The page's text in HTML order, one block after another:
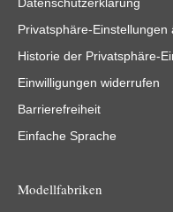
Privatsphäre-Einstellungen
Historie der Privatsphäre-
Einwilligungen widerrufen
Barrierefreiheit
Einfache Sprache
Modellfabriken